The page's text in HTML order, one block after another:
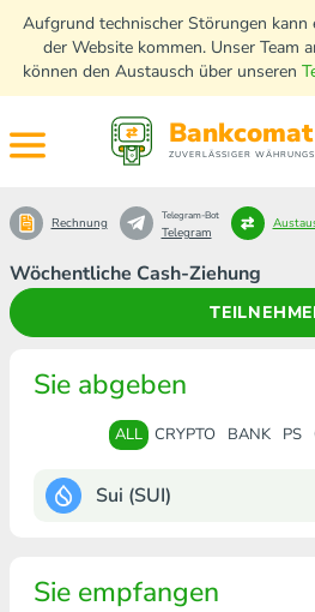
Aufgrund technischer Störungen kann
der Website kommen. Unser Team
können den Austausch über unseren
Bankcomat
ZUVERLÄSSIGER
Wöchentliche Cash-Ziehung
Rechnung Telegram-Bot
Telegram
Sie abgeben
ALL CRYPTO BANK PS
Sui (SUI)
Sie empfangen